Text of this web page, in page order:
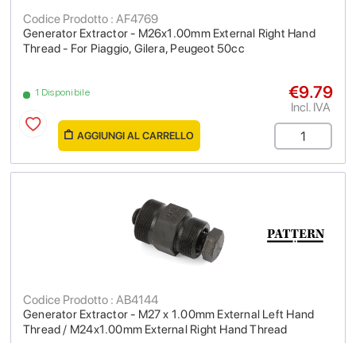
Generator Extractor - M26x1.00mm External Right Hand
Thread - For Piaggio, Gilera, Peugeot 50cc
Codice Prodotto : AF4769
1 Disponibile €9.79
Incl. IVA
AGGIUNGI AL CARRELLO
Generator Extractor - M27 x 1.00mm External Left Hand
Thread / M24x1.00mm External Right Hand Thread
Codice Prodotto : AB4144